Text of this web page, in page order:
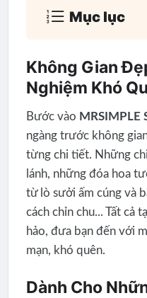
Mục lục
Không Gian
Nghiệm Khó
Bước vào MRSIMPLE
ngàng trước không
từng chi tiết. Những
lánh, những đóa hoa
từ lò sưởi ấm cúng và
cách chỉn chu... Tất cả
hảo, đưa bạn đến với
mạn, khó quên.
Dành Cho